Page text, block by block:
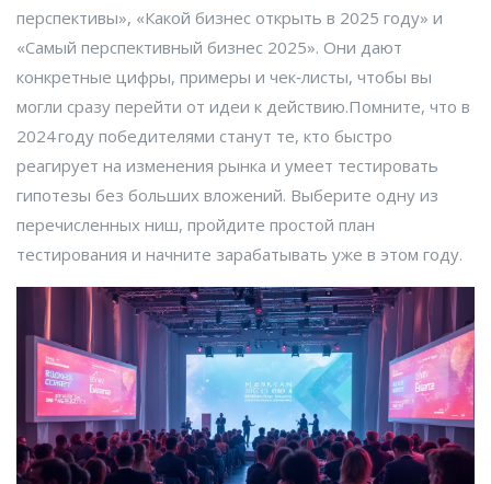
перспективы», «Какой бизнес открыть в 2025 году» и
«Самый перспективный бизнес 2025». Они дают
конкретные цифры, примеры и чек‑листы, чтобы вы
могли сразу перейти от идеи к действию.Помните, что в
2024 году победителями станут те, кто быстро
реагирует на изменения рынка и умеет тестировать
гипотезы без больших вложений. Выберите одну из
перечисленных ниш, пройдите простой план
тестирования и начните зарабатывать уже в этом году.